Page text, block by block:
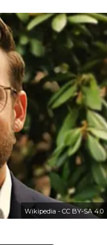
Wikipedia - CC BY-SA 4.0